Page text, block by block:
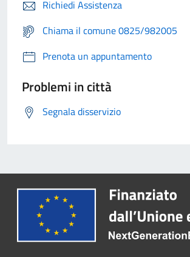
Richiedi Assistenza
Chiama il comune 0825/982005
Prenota un appuntamento
Problemi in città
Segnala disservizio